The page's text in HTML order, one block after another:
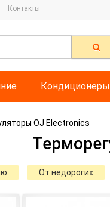
Контакты
Кондиционеры
OJ Electronics
От недорогих